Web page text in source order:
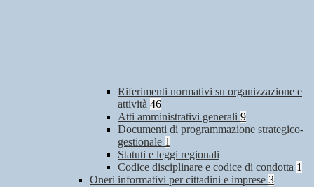
Riferimenti normativi su organizzazione e
attività 46
Atti amministrativi generali 9
Documenti di programmazione strategico-
gestionale 1
Statuti e leggi regionali
Codice disciplinare e codice di condotta 1
Oneri informativi per cittadini e imprese 3